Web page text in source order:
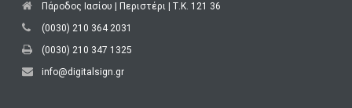
Πάροδος Ιασίου | Περιστέρι | Τ.Κ. 121 36
(0030) 210 364 2031
(0030) 210 347 1325
info@digitalsign.gr